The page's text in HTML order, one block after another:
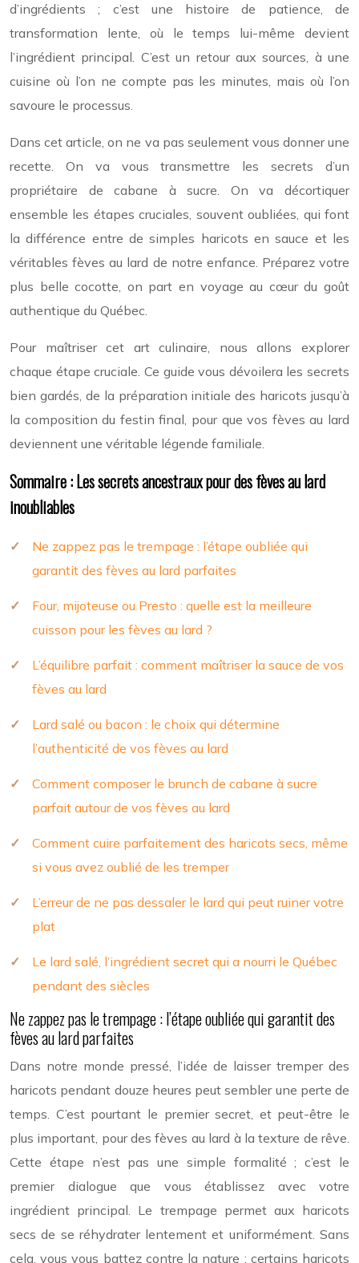
d’ingrédients ; c’est une histoire de patience, de
transformation lente, où le temps lui-même devient
l’ingrédient principal. C’est un retour aux sources, à une
cuisine où l’on ne compte pas les minutes, mais où l’on
savoure le processus.
Dans cet article, on ne va pas seulement vous donner une
recette. On va vous transmettre les secrets d’un
propriétaire de cabane à sucre. On va décortiquer
ensemble les étapes cruciales, souvent oubliées, qui font
la différence entre de simples haricots en sauce et les
véritables fèves au lard de notre enfance. Préparez votre
plus belle cocotte, on part en voyage au cœur du goût
authentique du Québec.
Pour maîtriser cet art culinaire, nous allons explorer
chaque étape cruciale. Ce guide vous dévoilera les secrets
bien gardés, de la préparation initiale des haricots jusqu’à
la composition du festin final, pour que vos fèves au lard
deviennent une véritable légende familiale.
Sommaire : Les secrets ancestraux pour des fèves au lard
inoubliables
Ne zappez pas le trempage : l’étape oubliée qui
garantit des fèves au lard parfaites
Four, mijoteuse ou Presto : quelle est la meilleure
cuisson pour les fèves au lard ?
L’équilibre parfait : comment maîtriser la sauce de vos
fèves au lard
Lard salé ou bacon : le choix qui détermine
l’authenticité de vos fèves au lard
Comment composer le brunch de cabane à sucre
parfait autour de vos fèves au lard
Comment cuire parfaitement des haricots secs, même
si vous avez oublié de les tremper
L’erreur de ne pas dessaler le lard qui peut ruiner votre
plat
Le lard salé, l’ingrédient secret qui a nourri le Québec
pendant des siècles
Ne zappez pas le trempage : l’étape oubliée qui garantit des
fèves au lard parfaites
Dans notre monde pressé, l’idée de laisser tremper des
haricots pendant douze heures peut sembler une perte de
temps. C’est pourtant le premier secret, et peut-être le
plus important, pour des fèves au lard à la texture de rêve.
Cette étape n’est pas une simple formalité ; c’est le
premier dialogue que vous établissez avec votre
ingrédient principal. Le trempage permet aux haricots
secs de se réhydrater lentement et uniformément. Sans
cela, vous vous battez contre la nature : certains haricots